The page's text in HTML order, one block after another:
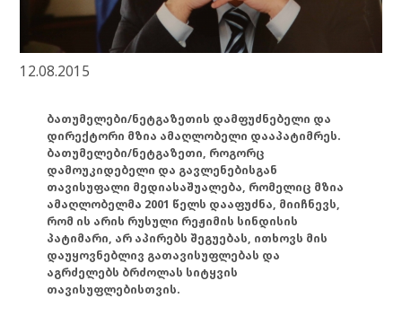
12.08.2015
ბათუმელები/ნეტგაზეთის დამფუძნებელი და
დირექტორი მზია ამაღლობელი დააპატიმრეს.
ბათუმელები/ნეტგაზეთი, როგორც
დამოუკიდებელი და გავლენებისგან
თავისუფალი მედიასაშუალება, რომელიც მზია
ამაღლობელმა 2001 წელს დააფუძნა, მიიჩნევს,
რომ ის არის რუსული რეჟიმის სინდისის
პატიმარი, არ აპირებს შეგუებას, ითხოვს მის
დაუყოვნებლივ გათავისუფლებას და
აგრძელებს ბრძოლას სიტყვის
თავისუფლებისთვის.